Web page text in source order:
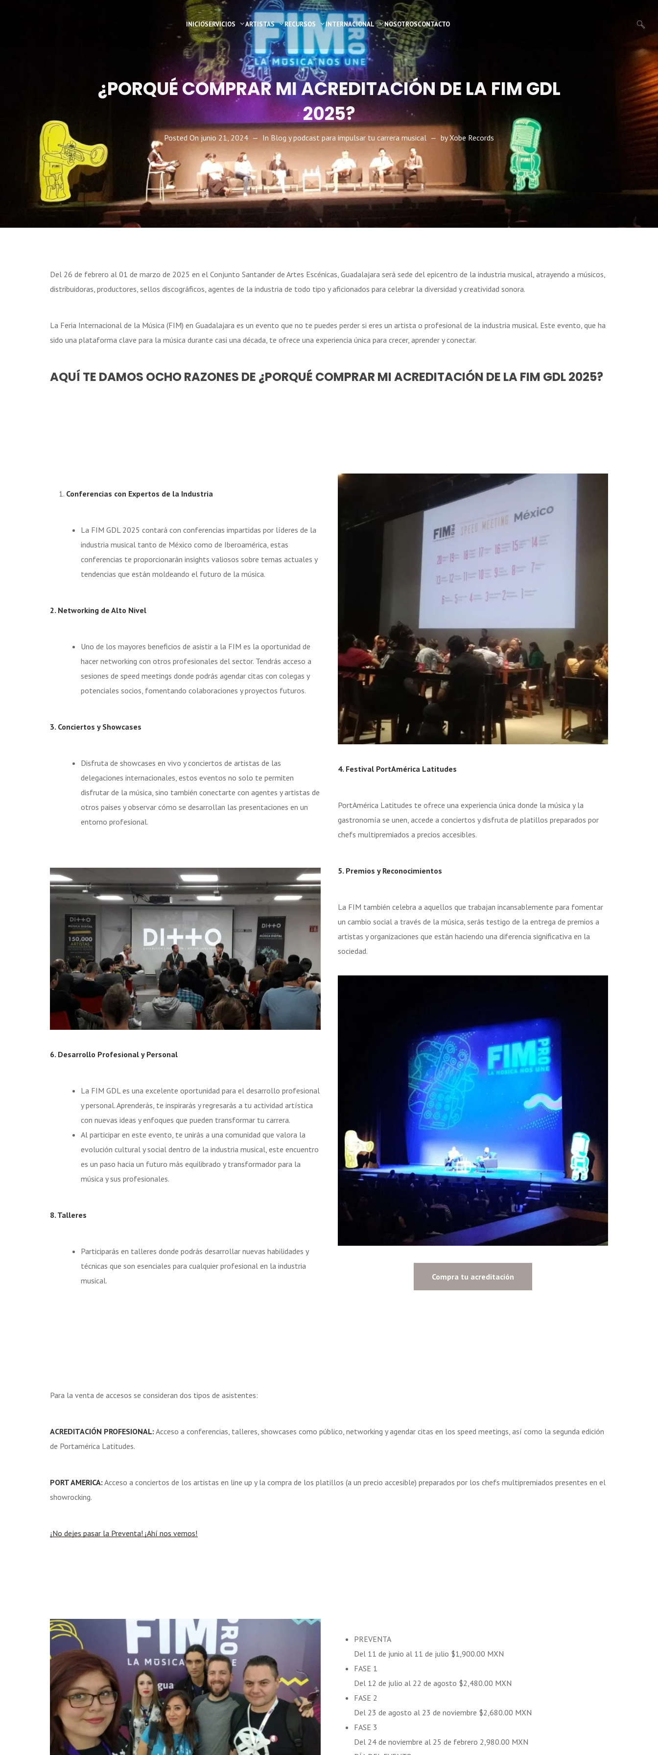
INICIOSERVICIOS ARTISTAS RECURSOS INTERNACIONAL NOSOTROSCONTACTO
¿PORQUÉ COMPRAR MI ACREDITACIÓN DE LA FIM GDL
2025?
Posted On junio 21, 2024 In Blog y podcast para impulsar tu carrera musical byXobe Records
Del 26 de febrero al 01 de marzo de 2025 en el Conjunto Santander de Artes Escénicas, Guadalajara será sede del epicentro de la industria musical, atrayendo a músicos,
distribuidoras, productores, sellos discográficos, agentes de la industria de todo tipo y aficionados para celebrar la diversidad y creatividad sonora.
La Feria Internacional de la Música (FIM) en Guadalajara es un evento que no te puedes perder si eres un artista o profesional de la industria musical. Este evento, que ha
sido una plataforma clave para la música durante casi una década, te ofrece una experiencia única para crecer, aprender y conectar.
AQUÍ TE DAMOS OCHO RAZONES DE ¿PORQUÉ COMPRAR MI ACREDITACIÓN DE LA FIM GDL 2025?
Conferencias con Expertos de la Industria
La FIM GDL 2025 contará con conferencias impartidas por líderes de la
industria musical tanto de México como de Iberoamérica, estas
conferencias te proporcionarán insights valiosos sobre temas actuales y
tendencias que están moldeando el futuro de la música.
2. Networking de Alto Nivel
Uno de los mayores beneficios de asistir a la FIM es la oportunidad de
hacer networking con otros profesionales del sector. Tendrás acceso a
sesiones de speed meetings donde podrás agendar citas con colegas y
potenciales socios, fomentando colaboraciones y proyectos futuros.
3. Conciertos y Showcases
Disfruta de showcases en vivo y conciertos de artistas de las
delegaciones internacionales, estos eventos no solo te permiten
disfrutar de la música, sino también conectarte con agentes y artistas de
otros paises y observar cómo se desarrollan las presentaciones en un
entorno profesional.
6. Desarrollo Profesional y Personal
La FIM GDL es una excelente oportunidad para el desarrollo profesional
y personal. Aprenderás, te inspirarás y regresarás a tu actividad artística
con nuevas ideas y enfoques que pueden transformar tu carrera.
Al participar en este evento, te unirás a una comunidad que valora la
evolución cultural y social dentro de la industria musical, este encuentro
es un paso hacia un futuro más equilibrado y transformador para la
música y sus profesionales.
8. Talleres
Participarás en talleres donde podrás desarrollar nuevas habilidades y
técnicas que son esenciales para cualquier profesional en la industria
musical.
4. Festival PortAmérica Latitudes
PortAmérica Latitudes te ofrece una experiencia única donde la música y la
gastronomía se unen, accede a conciertos y disfruta de platillos preparados por
chefs multipremiados a precios accesibles.
5. Premios y Reconocimientos
La FIM también celebra a aquellos que trabajan incansablemente para fomentar
un cambio social a través de la música, serás testigo de la entrega de premios a
artistas y organizaciones que están haciendo una diferencia significativa en la
sociedad.
Compra tu acreditación
Para la venta de accesos se consideran dos tipos de asistentes:
ACREDITACIÓN PROFESIONAL: Acceso a conferencias, talleres, showcases como público, networking y agendar citas en los speed meetings, así como la segunda edición
de Portamérica Latitudes.
PORT AMERICA: Acceso a conciertos de los artistas en line up y la compra de los platillos (a un precio accesible) preparados por los chefs multipremiados presentes en el
showrocking.
¡No dejes pasar la Preventa! ¡Ahí nos vemos!
PREVENTA
Del 11 de junio al 11 de julio $1,900.00 MXN
FASE 1
Del 12 de julio al 22 de agosto $2,480.00 MXN
FASE 2
Del 23 de agosto al 23 de noviembre $2,680.00 MXN
FASE 3
Del 24 de noviembre al 25 de febrero 2,980.00 MXN